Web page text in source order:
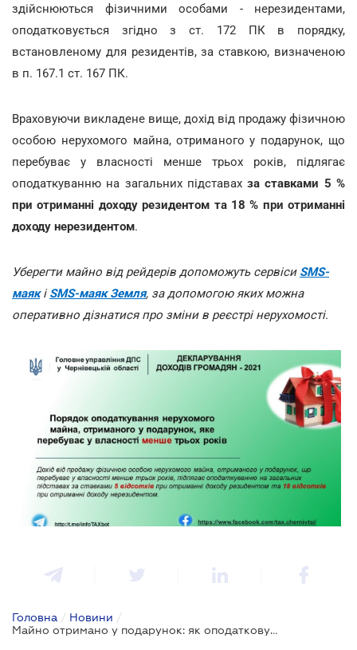
здійснюються фізичними особами - нерезидентами,
оподатковується згідно з ст. 172 ПК в порядку,
встановленому для резидентів, за ставкою, визначеною
в п. 167.1 ст. 167 ПК.
Враховуючи викладене вище, дохід від продажу фізичною
особою нерухомого майна, отриманого у подарунок, що
перебуває у власності менше трьох років, підлягає
оподаткуванню на загальних підставахза ставками 5 %
при отриманні доходу резидентом та 18 % при отриманні
доходу нерезидентом.
Уберегти майно від рейдерів допоможуть сервіси SMS-
маякі SMS-маяк Земля, за допомогою яких можна
оперативно дізнатися про зміни в реєстрі нерухомості.
Головна / Новини /
Майно отримано у подарунок: як оподатковувати його продаж